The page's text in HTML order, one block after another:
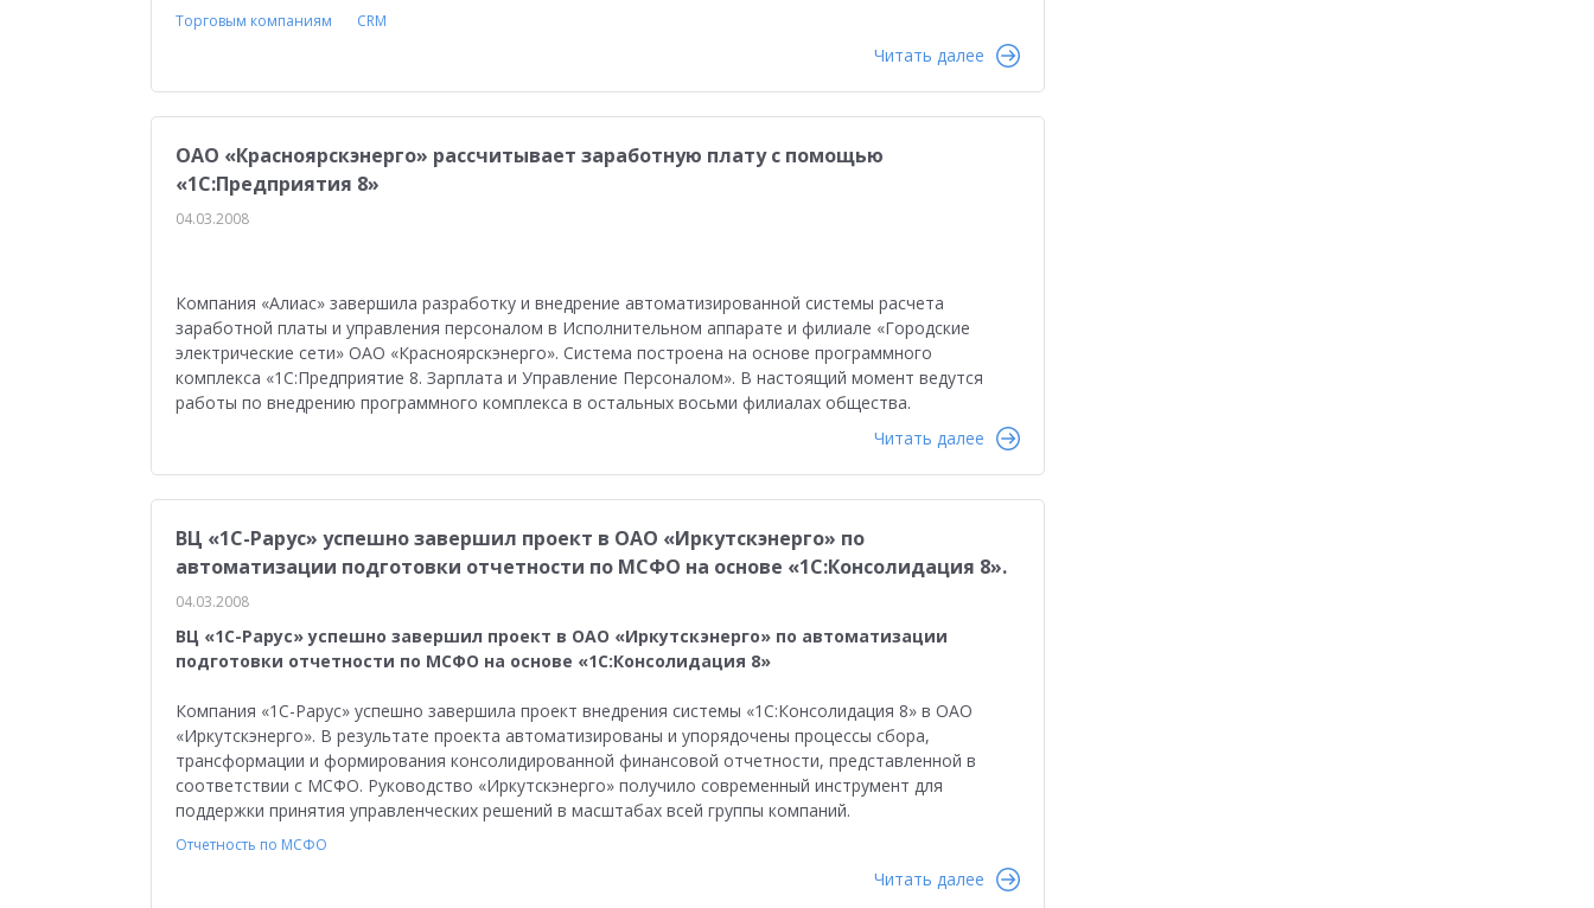
Торговым компаниям CRM
Читать далее
ОАО «Красноярскэнерго» рассчитывает заработную плату с помощью
«1С:Предприятия 8»
04.03.2008
Компания «Алиас» завершила разработку и внедрение автоматизированной системы расчета
заработной платы и управления персоналом в Исполнительном аппарате и филиале «Городские
электрические сети» ОАО «Красноярскэнерго». Система построена на основе программного
комплекса «1С:Предприятие 8. Зарплата и Управление Персоналом». В настоящий момент ведутся
работы по внедрению программного комплекса в остальных восьми филиалах общества.
Читать далее
ВЦ «1С-Рарус» успешно завершил проект в ОАО «Иркутскэнерго» по
автоматизации подготовки отчетности по МСФО на основе «1С:Консолидация 8».
04.03.2008
ВЦ «1С-Рарус» успешно завершил проект в ОАО «Иркутскэнерго» по автоматизации
подготовки отчетности по МСФО на основе «1С:Консолидация 8»
Компания «1С-Рарус» успешно завершила проект внедрения системы «1С:Консолидация 8» в ОАО
«Иркутскэнерго». В результате проекта автоматизированы и упорядочены процессы сбора,
трансформации и формирования консолидированной финансовой отчетности, представленной в
соответствии с МСФО. Руководство «Иркутскэнерго» получило современный инструмент для
поддержки принятия управленческих решений в масштабах всей группы компаний.
Отчетность по МСФО
Читать далее